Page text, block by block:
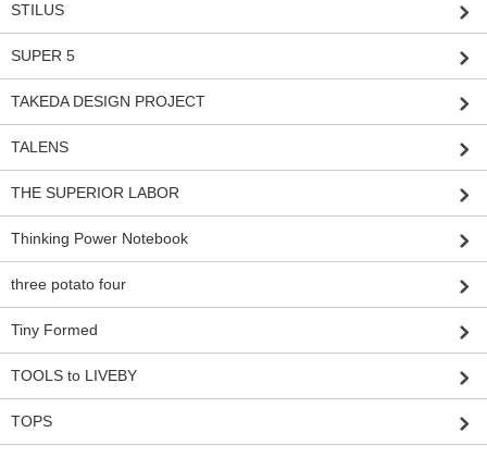
STILUS
SUPER 5
TAKEDA DESIGN PROJECT
TALENS
THE SUPERIOR LABOR
Thinking Power Notebook
three potato four
Tiny Formed
TOOLS to LIVEBY
TOPS